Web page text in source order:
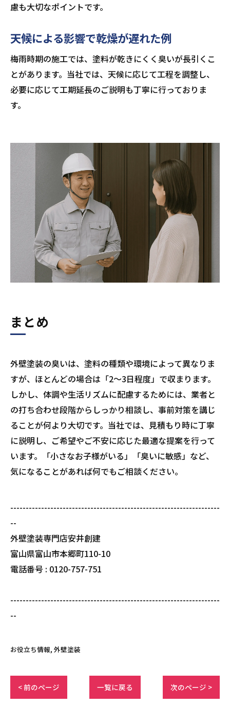
慮も大切なポイントです。
天候による影響で乾燥が遅れた例
梅雨時期の施工では、塗料が乾きにくく臭いが長引くこ
とがあります。当社では、天候に応じて工程を調整し、
必要に応じて工期延長のご説明も丁寧に行っておりま
す。
まとめ
外壁塗装の臭いは、塗料の種類や環境によって異なりま
すが、ほとんどの場合は「2〜3日程度」で収まります。
しかし、体調や生活リズムに配慮するためには、業者と
の打ち合わせ段階からしっかり相談し、事前対策を講じ
ることが何より大切です。当社では、見積もり時に丁寧
に説明し、ご希望やご不安に応じた最適な提案を行って
います。「小さなお子様がいる」「臭いに敏感」など、
気になることがあれば何でもご相談ください。
--------------------------------------------------------------------
--
外壁塗装専門店安井創建
富山県富山市本郷町110-10
電話番号 : 0120-757-751
--------------------------------------------------------------------
--
お役立ち情報 外壁塗装
< 前のページ 一覧に戻る 次のページ >